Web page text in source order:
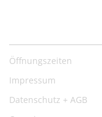
Öffnungszeiten
Impressum
Datenschutz + AGB